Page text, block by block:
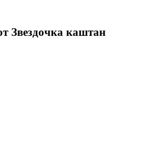
Звездочка каштан